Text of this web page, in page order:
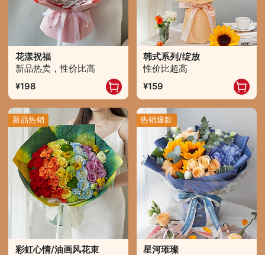
花漾祝福
新品热卖，性价比高
198
韩式系列/绽放
性价比超高
159
新品热销
彩虹心情/油画风花束
热销爆款
星河璀璨